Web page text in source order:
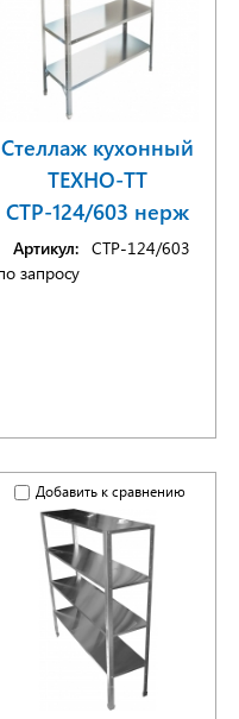
Стеллаж кухонный
ТЕХНО-ТТ
СТР-124/603 нерж
Артикул: СТР-124/603
запросу
Добавить к сравнению